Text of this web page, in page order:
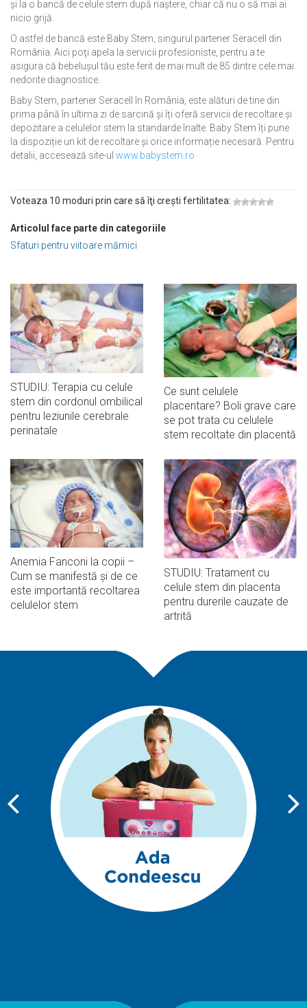
şi la o bancă de celule stem după naştere, chiar că nu o să mai ai
nicio grijă.
O astfel de bancă este Baby Stem, singurul partener Seracell din
România. Aici poţi apela la servicii profesioniste, pentru a te
asigura că bebeluşul tău este ferit de mai mult de 85 dintre cele mai
nedorite diagnostice.
Baby Stem, partener Seracell în România, este alături de tine din
prima până în ultima zi de sarcină și îți oferă servicii de recoltare și
depozitare a celulelor stem la standarde înalte. Baby Stem îți pune
la dispoziție un kit de recoltare și orice informație necesară. Pentru
detalii, accesează site-ul www.babystem.ro
Voteaza 10 moduri prin care să îţi creşti fertilitatea:
Articolul face parte din categoriile
Sfaturi pentru viitoare mămici
STUDIU: Terapia cu celule
stem din cordonul ombilical
pentru leziunile cerebrale
perinatale
Ce sunt celulele
placentare? Boli grave care
se pot trata cu celulele
stem recoltate din placentă
Anemia Fanconi la copii –
Cum se manifestă și de ce
este importantă recoltarea
celulelor stem
STUDIU: Tratament cu
celule stem din placenta
pentru durerile cauzate de
artrită